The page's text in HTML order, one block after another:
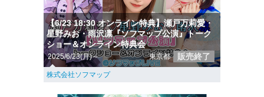
【6/23 18:30 オンライン特典】瀬戸万莉愛・
星野みお・雨沢凛『ソフマップ公演』トーク
ショー＆オンライン特典会
2025/6/23(月)～ 東京都 販売終了
株式会社ソフマップ